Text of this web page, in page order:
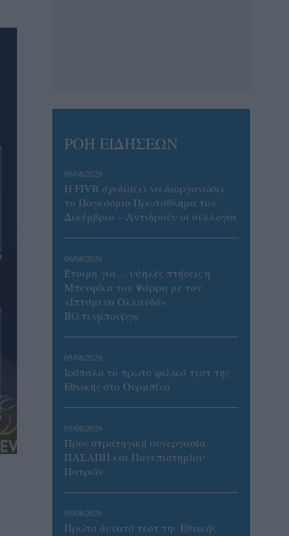
ΡΟΗ ΕΙΔΗΣΕΩΝ
06/08/2026
Η FIVB σχεδιάζει να διοργανώσει
το Παγκόσμιο Πρωτάθλημα τον
Δεκέμβριο – Αντιδρούν οι σύλλογοι
06/08/2026
Έτοιμη για… υψηλές πτήσεις η
Μπενφίκα του Ψάρρα με τον
«Ιπτάμενο Ολλανδό»
Βίλτενμπουργκ
05/08/2026
Ισόπαλο το πρωτο φιλικό τεστ της
Εθνικής στο Ουρμπίνο
05/08/2026
Προς στρατηγική συνεργασία
ΠΑΣΑΠΠ και Πανεπιστημίου
Πατρών
05/08/2026
Πρώτο δυνατό τεστ της Εθνικής